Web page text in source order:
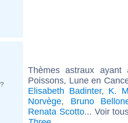
Thèmes astraux
Poissons, Lune en
Elisabeth Badinter, K.
Norvège, Bruno
Renata Scotto... Voir